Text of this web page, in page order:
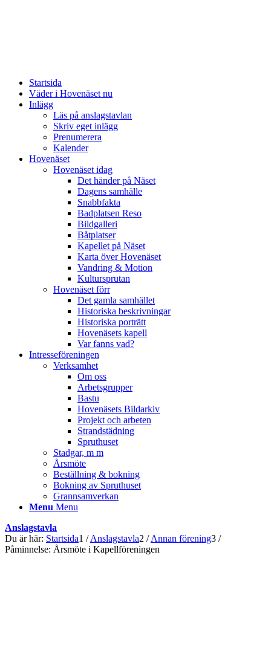
Startsida
Väder i Hovenäset nu
Inlägg
Läs på anslagstavlan
Skriv eget inlägg
Prenumerera
Kalender
Hovenäset
Hovenäset idag
Det händer på Näset
Dagens samhälle
Snabbfakta
Badplatsen Reso
Bildgalleri
Båtplatser
Kapellet på Näset
Karta över Hovenäset
Vandring & Motion
Kultursprutan
Hovenäset förr
Det gamla samhället
Historiska beskrivningar
Historiska porträtt
Hovenäsets kapell
Var fanns vad?
Intresseföreningen
Verksamhet
Om oss
Arbetsgrupper
Bastu
Hovenäsets Bildarkiv
Projekt och arbeten
Strandstädning
Spruthuset
Stadgar, m m
Årsmöte
Beställning & bokning
Bokning av Spruthuset
Grannsamverkan
Menu Menu
Anslagstavla
Du är här: Startsida1 / Anslagstavla2 / Annan förening3 /
Påminnelse: Årsmöte i Kapellföreningen